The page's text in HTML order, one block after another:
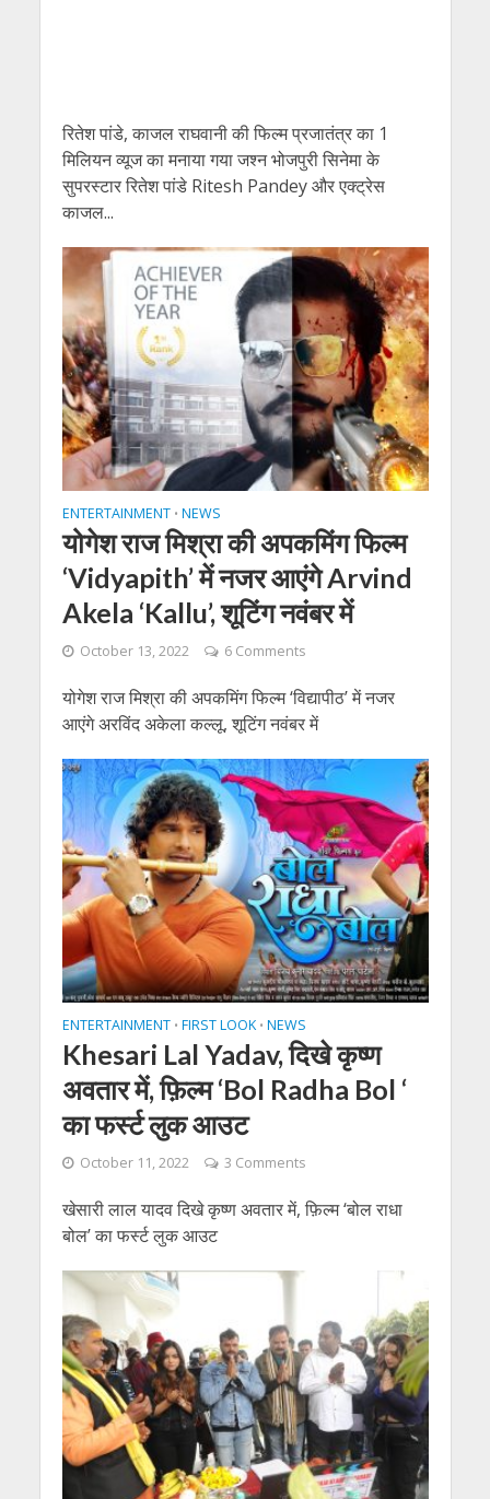
रितेश पांडे, काजल राघवानी की फिल्म प्रजातंत्र का 1
मिलियन व्यूज का मनाया गया जश्न भोजपुरी सिनेमा के
सुपरस्टार रितेश पांडे Ritesh Pandey और एक्ट्रेस
काजल...
ENTERTAINMENT • NEWS
योगेश राज मिश्रा की अपकमिंग फिल्म
‘Vidyapith’ में नजर आएंगे Arvind
Akela ‘Kallu’, शूटिंग नवंबर में
October 13, 2022 6 Comments
योगेश राज मिश्रा की अपकमिंग फिल्म ‘विद्यापीठ’ में नजर
आएंगे अरविंद अकेला कल्लू, शूटिंग नवंबर में
ENTERTAINMENT • FIRST LOOK • NEWS
Khesari Lal Yadav, दिखे कृष्ण
अवतार में, फ़िल्म ‘Bol Radha Bol ‘
का फर्स्ट लुक आउट
October 11, 2022 3 Comments
खेसारी लाल यादव दिखे कृष्ण अवतार में, फ़िल्म ‘बोल राधा
बोल’ का फर्स्ट लुक आउट